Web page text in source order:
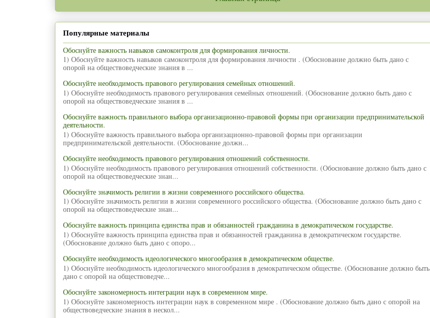
Популярные материалы
Обоснуйте важность навыков самоконтроля для формирования личности.
1) Обоснуйте важность навыков самоконтроля для формирования личности . (Обоснование должно быть дано с
опорой на обществоведческие знания в ...
Обоснуйте необходимость правового регулирования семейных отношений.
1) Обоснуйте необходимость правового регулирования семейных отношений. (Обоснование должно быть дано с
опорой на обществоведческие знания в ...
Обоснуйте важность правильного выбора организационно-правовой формы при организации предпринимательской
деятельности.
1) Обоснуйте важность правильного выбора организационно-правовой формы при организации
предпринимательской деятельности. (Обоснование должн...
Обоснуйте необходимость правового регулирования отношений собственности.
1) Обоснуйте необходимость правового регулирования отношений собственности. (Обоснование должно быть дано с
опорой на обществоведческие знан...
Обоснуйте значимость религии в жизни современного российского общества.
1) Обоснуйте значимость религии в жизни современного российского общества. (Обоснование должно быть дано с
опорой на обществоведческие знан...
Обоснуйте важность принципа единства прав и обязанностей гражданина в демократическом государстве.
1) Обоснуйте важность принципа единства прав и обязанностей гражданина в демократическом государстве.
(Обоснование должно быть дано с опоро...
Обоснуйте необходимость идеологического многообразия в демократическом обществе.
1) Обоснуйте необходимость идеологического многообразия в демократическом обществе. (Обоснование должно быть
дано с опорой на обществоведче...
Обоснуйте закономерность интеграции наук в современном мире.
1) Обоснуйте закономерность интеграции наук в современном мире . (Обоснование должно быть дано с опорой на
обществоведческие знания в нескол...